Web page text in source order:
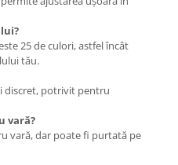
25 de culori, astfel încât
tău.
discret, potrivit pentru
vară?
vară, dar poate fi purtată pe